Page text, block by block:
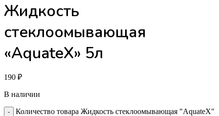
Жидкость
стеклоомывающая
«AquateX» 5л
190 ₽
В наличии
Количество товара Жидкость стеклоомывающая "AquateX"